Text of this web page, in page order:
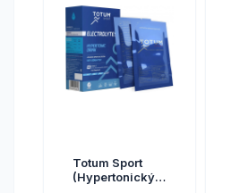
Totum Sport
(Hypertonický